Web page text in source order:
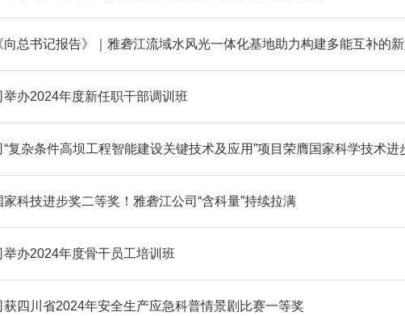
向总书记报告》｜雅砻江流域水风光一体化基地助力构建多能互补的
举办2024年度新任职干部调训班
“复杂条件高坝工程智能建设关键技术及应用”项目荣膺国家科学技术进
科技进步奖二等奖！雅砻江公司“含科量”持续拉满
举办2024年度骨干员工培训班
获四川省2024年安全生产应急科普情景剧比赛一等奖